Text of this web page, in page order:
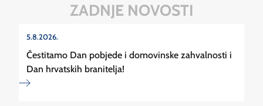
ZADNJE NOVOSTI
5.8.2026.
Čestitamo Dan pobjede i domovinske zahvalnosti i
Dan hrvatskih branitelja!